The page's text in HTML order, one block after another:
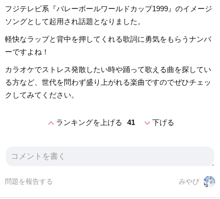
フジテレビ系『バレーボールワールドカップ1999』のイメージ
ソングとして起用され話題となりました。
軽快なラップと背中を押してくれる歌詞に勇気をもらうナンバ
ーですよね！
カラオケでストレス発散したい時や踊って歌える曲を探してい
る方など、世代を問わず盛り上がれる楽曲ですのでぜひチェッ
クしてみてください。
expand_lessランキングを上げる 41 expand_more下げる
みやび
問題を報告する